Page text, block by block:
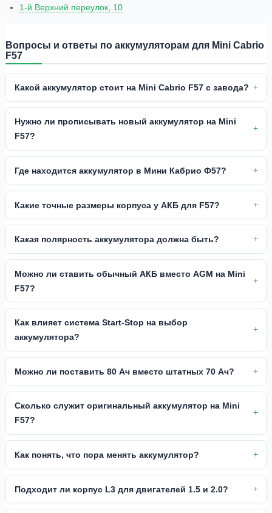
1-й Верхний переулок, 10
Вопросы и ответы по аккумуляторам для Mini Cabrio
F57
Какой аккумулятор стоит на Mini Cabrio F57 с завода?
Нужно ли прописывать новый аккумулятор на Mini
F57?
Где находится аккумулятор в Мини Кабрио Ф57?
Какие точные размеры корпуса у АКБ для F57?
Какая полярность аккумулятора должна быть?
Можно ли ставить обычный АКБ вместо AGM на Mini
F57?
Как влияет система Start-Stop на выбор
аккумулятора?
Можно ли поставить 80 Ач вместо штатных 70 Ач?
Сколько служит оригинальный аккумулятор на Mini
F57?
Как понять, что пора менять аккумулятор?
Подходит ли корпус L3 для двигателей 1.5 и 2.0?